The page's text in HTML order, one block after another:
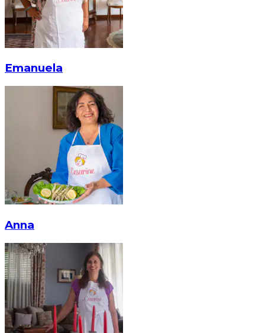
Emanuela
Anna